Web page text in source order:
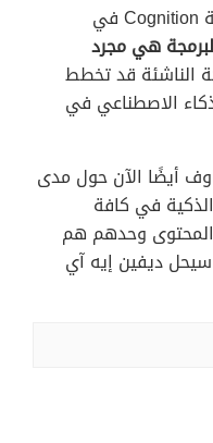
في موقعها الرسمي، قالت شركة Cognition في
هي مجرد
الناشئة قد تخطط
الاصطناعي في
أيضًا الآن حول مدى
في كافة
المحتوى وحدهم هم
ديفين إيه آي